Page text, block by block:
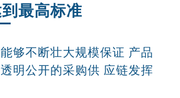
最高标准
够不断壮大规模保证 产品
明公开的采购供 应链发挥